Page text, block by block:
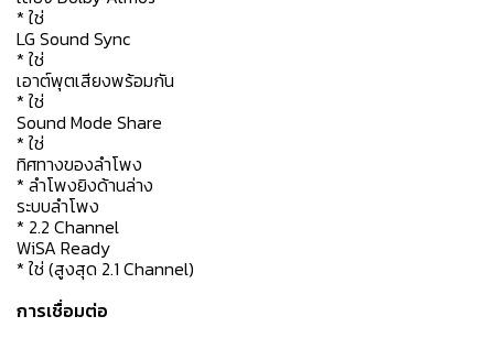
* ใช่
LG Sound Sync
* ใช่
เอาต์พุตเสียงพร้อมกัน
* ใช่
Sound Mode Share
* ใช่
ทิศทางของลำโพง
* ลำโพงยิงด้านล่าง
ระบบลำโพง
* 2.2 Channel
WiSA Ready
* ใช่ (สูงสุด 2.1 Channel)
การเชื่อมต่อ